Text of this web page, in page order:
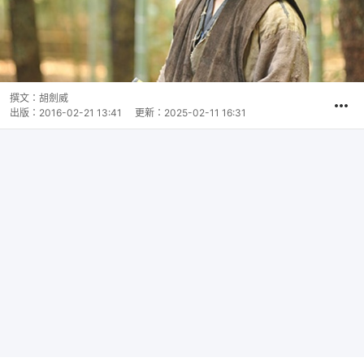
撰文： 胡劍威
出版： 2016-02-21 13:41 更新： 2025-02-11 16:31